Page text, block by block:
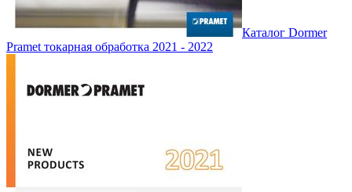
Каталог Dormer
Pramet токарная обработка 2021 - 2022